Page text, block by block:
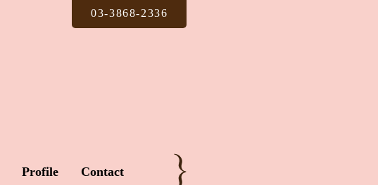
03-3868-2336
Profile Contact